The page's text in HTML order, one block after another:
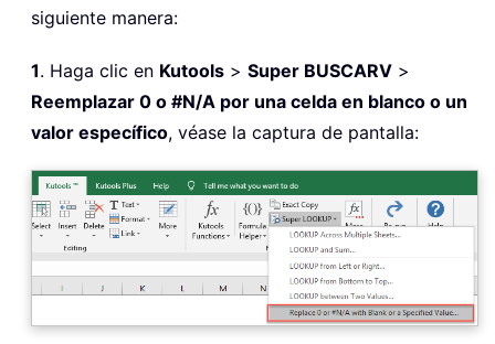
siguiente manera:
1. Haga clic en Kutools > Super BUSCARV >
Reemplazar 0 o #N/A por una celda en blanco o un
valor específico, véase la captura de pantalla: